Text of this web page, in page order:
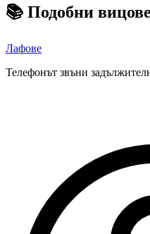
📚 Подобни вицове
Лафове
Телефонът звъни